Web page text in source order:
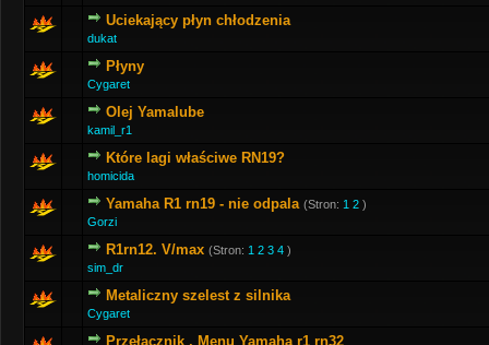
Uciekający płyn chłodzenia
dukat
Płyny
Cygaret
Olej Yamalube
kamil_r1
Które lagi właściwe RN19?
homicida
Yamaha R1 rn19 - nie odpala (Stron: 1 2 )
Gorzi
R1rn12. V/max (Stron: 1 2 3 4 )
sim_dr
Metaliczny szelest z silnika
Cygaret
Przełącznik , Menu Yamaha r1 rn32